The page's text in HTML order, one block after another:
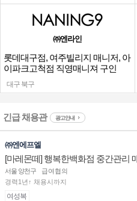
㈜엔라인
롯데대구점, 여주빌리지 매니저, 아
이파크고척점 직영매니져 구인
대구 북구
긴급 채용관 광고안내
㈜엔에프엘
[마레몬떼] 행복한백화점 중간관리
서울 양천구
급여협의
경력1년↑ 채용시까지
여성복